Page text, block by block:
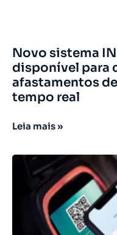
Novo sistema
disponível para
afastamentos
tempo real
Leia mais »